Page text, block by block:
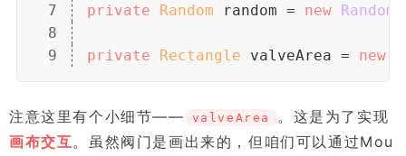
7
private Random random = new Random
8
9
private Rectangle valveArea = new
注意这里有个小细节—— valveArea
。这是为了实现
画布交互 。虽然阀门是画出来的，但咱们可以通过Mou